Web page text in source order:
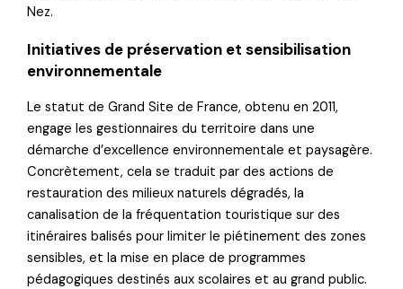
Nez.
Initiatives de préservation et sensibilisation
environnementale
Le statut de Grand Site de France, obtenu en 2011,
engage les gestionnaires du territoire dans une
démarche d’excellence environnementale et paysagère.
Concrètement, cela se traduit par des actions de
restauration des milieux naturels dégradés, la
canalisation de la fréquentation touristique sur des
itinéraires balisés pour limiter le piétinement des zones
sensibles, et la mise en place de programmes
pédagogiques destinés aux scolaires et au grand public.